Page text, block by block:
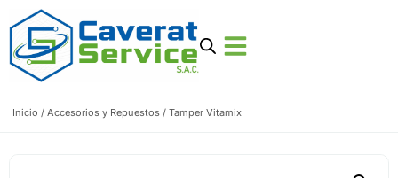
Inicio / Accesorios y Repuestos / Tamper Vitamix